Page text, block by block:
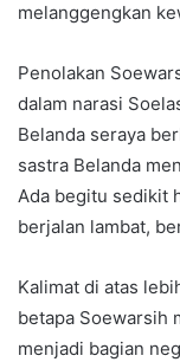
melanggengkan
Penolakan
dalam narasi
Belanda seraya
sastra Belanda
Ada begitu sedikit
berjalan lambat,
Kalimat di atas
betapa Soewarsih
menjadi bagian